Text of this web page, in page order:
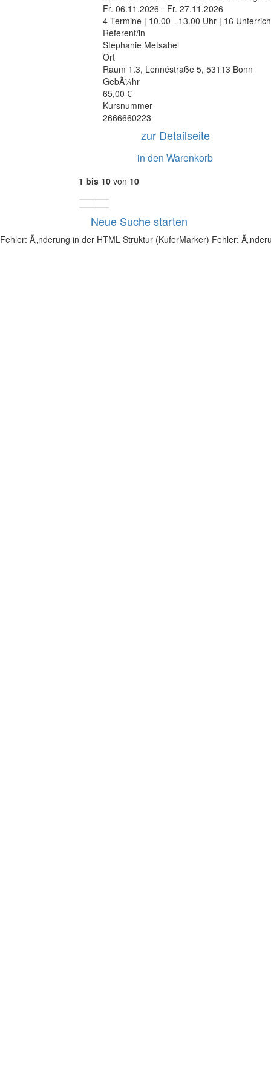
Fr. 06.11.2026 - Fr. 27.11.2026
4 Termine | 10.00 - 13.00 Uhr | 16
Referent/in
Stephanie Metsahel
Ort
Raum 1.3, Lennéstraße 5, 53113 Bonn
GebÃ¼hr
65,00 €
Kursnummer
2666660223
zur Detailseite
in den Warenkorb
1 bis 10 von 10
Vorherige
Seite
NÃ¤chste
Seite
Neue Suche starten
Fehler: Ã„nderung in der HTML Struktur (KuferMarker) Fehler: